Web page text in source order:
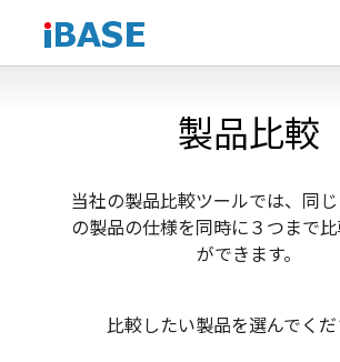
製品比較
当社の製品比較ツールでは、同
の製品の仕様を同時に３つまで
ができます。
比較したい製品を選んでくだ